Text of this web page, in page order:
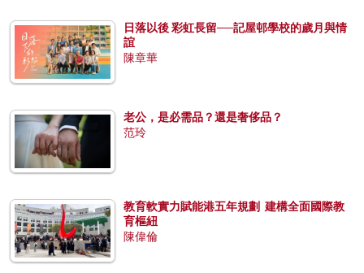
日落以後 彩虹長留──記屋邨學校的歲月與情
誼
陳章華
老公，是必需品？還是奢侈品？
范玲
教育軟實力賦能港五年規劃 建構全面國際教
育樞紐
陳偉倫